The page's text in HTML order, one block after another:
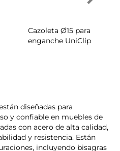
Cazoleta Ø15 para
enganche UniClip
diseñadas para
y confiable en muebles de
con acero de alta calidad,
y resistencia. Están
incluyendo bisagras